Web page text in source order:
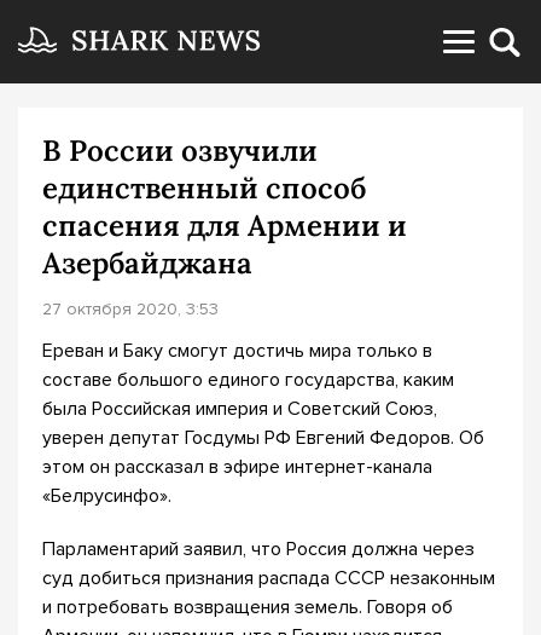
В России озвучили
единственный способ
спасения для Армении и
Азербайджана
27 октября 2020, 3:53
Ереван и Баку смогут достичь мира только в
составе большого единого государства, каким
была Российская империя и Советский Союз,
уверен депутат Госдумы РФ Евгений Федоров. Об
этом он рассказал в эфире интернет-канала
«Белрусинфо».
Парламентарий заявил, что Россия должна через
суд добиться признания распада СССР незаконным
и потребовать возвращения земель. Говоря об